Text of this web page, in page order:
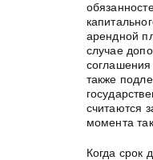
арендной
случае
также
считаются
момента
Когда срок